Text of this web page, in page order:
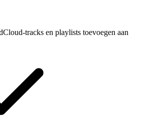
tracks en playlists toevoegen aan